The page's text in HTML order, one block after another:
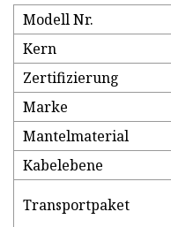
Modell Nr.
Kern
Zertifizierung
Marke
Mantelmaterial
Kabelebene
Transportpaket